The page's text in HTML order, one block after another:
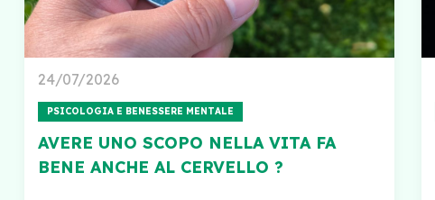
24/07/2026
PSICOLOGIA E BENESSERE MENTALE
AVERE UNO SCOPO NELLA VITA FA
BENE ANCHE AL CERVELLO ?